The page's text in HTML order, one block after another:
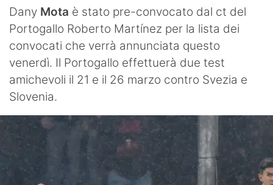
Dany Mota è stato pre-convocato dal ct del
Portogallo Roberto Martínez per la lista dei
convocati che verrà annunciata questo
venerdì. Il Portogallo effettuerà due test
amichevoli il 21 e il 26 marzo contro Svezia e
Slovenia.